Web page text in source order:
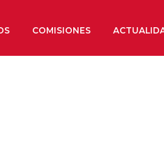
COMISIONES